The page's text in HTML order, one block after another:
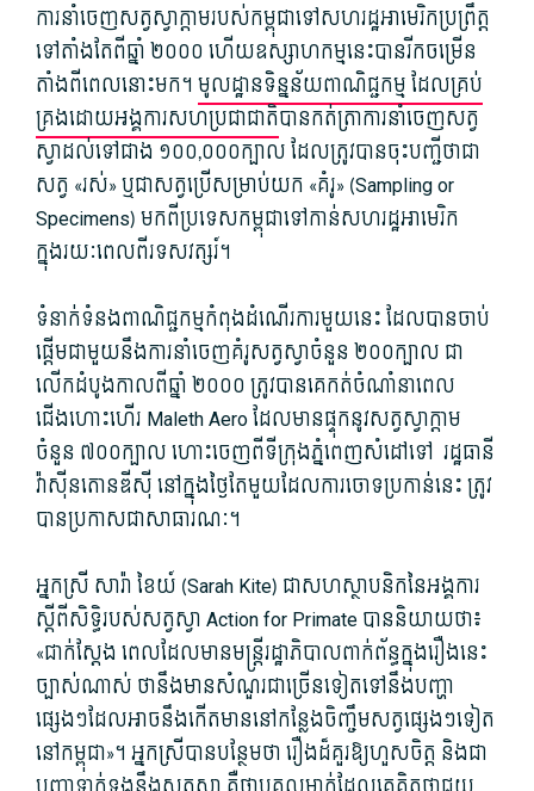
ការ​នាំ​ចេញ​សត្វ​ស្វា​ក្តាមរបស់​កម្ពុជា​ទៅ​សហរដ្ឋ​អាមេរិក​ប្រព្រឹត្ត
ទៅតាំងតែពីឆ្នាំ ២០០០ ហើយ​ឧស្សាហកម្ម​នេះ​បាន​រីក​ចម្រើន​
តាំង​ពី​ពេល​នោះ​មក។ មូលដ្ឋានទិន្នន័យពាណិជ្ជកម្ម ដែលគ្រប់
គ្រងដោយអង្គការសហប្រជាជាតិបានកត់ត្រាការនាំចេញសត្វ
ស្វាដល់ទៅជាង ១០០,០០០ក្បាល ដែលត្រូវបានចុះបញ្ជីថាជា
សត្វ «រស់» ឬជាសត្វប្រើសម្រាប់យក «គំរូ» (Sampling or
Specimens) មកពីប្រទេសកម្ពុជាទៅកាន់សហរដ្ឋអាមេរិក
ក្នុងរយៈពេលពីរទសវត្សរ៍។
ទំនាក់ទំនងពាណិជ្ជកម្មកំពុងដំណើរការមួយនេះ ដែលបានចាប់
ផ្តើមជាមួយនឹងការនាំចេញគំរូសត្វស្វាចំនួន ២០០ក្បាល ជា
លើកដំបូងកាលពីឆ្នាំ ២០០០ ត្រូវបានគេកត់ចំណាំនាពេល
ជើងហោះហើរ Maleth Aero ដែលមានផ្ទុកនូវសត្វស្វាក្តាម
ចំនួន ៧០០ក្បាល ហោះចេញពីទីក្រុងភ្នំពេញសំដៅទៅ រដ្ឋធានី
វ៉ាស៊ីនតោនឌីស៊ី នៅក្នុងថ្ងៃតែមួយដែលការចោទប្រកាន់នេះ ត្រូវ
បានប្រកាសជាសាធារណៈ។
អ្នកស្រី សារ៉ា ខៃយ៍ (Sarah Kite) ជាសហស្ថាបនិកនៃអង្គការ
ស្តីពីសិទ្ធិរបស់សត្វស្វា Action for Primate បាននិយាយថា៖
«ជាក់ស្តែង ពេលដែលមានមន្ត្រីរដ្ឋាភិបាលពាក់ព័ន្ធក្នុងរឿងនេះ
ច្បាស់ណាស់ ថានឹងមានសំណួរជាច្រើនទៀតទៅនឹងបញ្ហា
ផ្សេងៗដែលអាចនឹងកើតមាននៅកន្លែងចិញ្ចឹមសត្វផ្សេងៗទៀត
នៅកម្ពុជា»។ អ្នកស្រីបានបន្ថែមថា រឿងដ៏គួរឱ្យហួសចិត្ត និងជា